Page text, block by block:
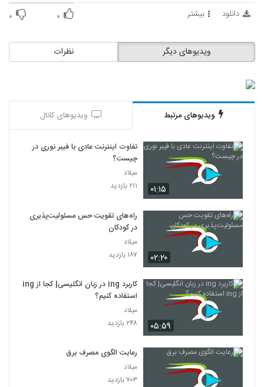
دانلود بیشتر ۰ ۰
نظرات ویدیوهای دیگر
ویدیوهای مرتبط ویدیوهای کانال
۰۱:۱۵
تفاوت اینترنت عادی با فیبر نوری در
چیست؟
میلاد
۲۱۱ بازدید
۰۲:۲۰
راه‌های تقویت حس مسئولیت‌پذیری
در کودکان
میلاد
۱۸۷ بازدید
۰۵:۵۹
کاربرد ing در زبان انگلیسی| کجا از ing
استفاده کنیم؟
میلاد
۲۴۸ بازدید
رعایت الگوی مصرف برق
میلاد
۷۰۳ بازدید